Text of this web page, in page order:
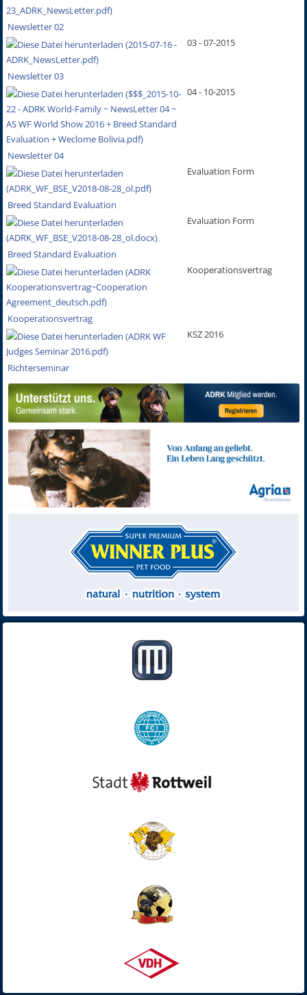
Newsletter 02
Newsletter 03
03 - 07-2015
Newsletter 04
04 - 10-2015
Breed Standard Evaluation
Evaluation Form
Breed Standard Evaluation
Evaluation Form
Kooperationsvertrag
Kooperationsvertrag
Richterseminar
KSZ 2016